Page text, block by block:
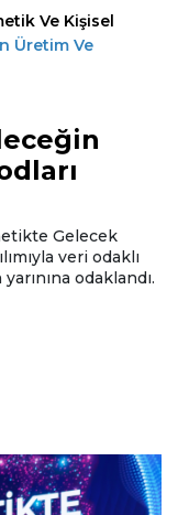
Ve Kişisel
Üretim Ve
Gelecek
veri odaklı
odaklandı.